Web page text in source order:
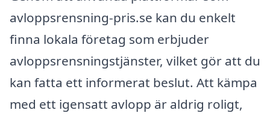
avloppsrensning-pris.se kan du enkelt
finna lokala företag som erbjuder
avloppsrensningstjänster, vilket gör att du
kan fatta ett informerat beslut. Att kämpa
med ett igensatt avlopp är aldrig roligt,